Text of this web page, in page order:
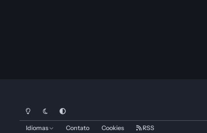
Modo ClaroDark ModeSystem Preference
Idiomas Contato Cookies RSS